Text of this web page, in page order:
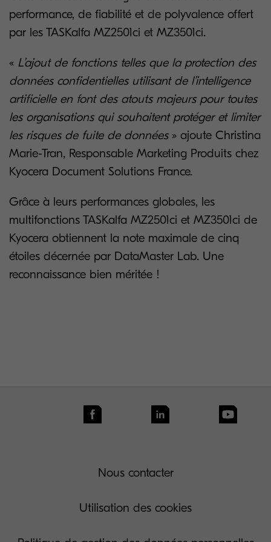
performance, de fiabilité et de polyvalence offert
par les TASKalfa MZ2501ci et MZ3501ci.
« L’ajout de fonctions telles que la protection des
données confidentielles utilisant de l’intelligence
artificielle en font des atouts majeurs pour toutes
les organisations qui souhaitent protéger et limiter
les risques de fuite de données» ajoute Christina
Marie-Tran, Responsable Marketing Produits chez
Kyocera Document Solutions France.
Grâce à leurs performances globales, les
multifonctions TASKalfa MZ2501ci et MZ3501ci de
Kyocera obtiennent la note maximale de cinq
étoiles décernée par DataMaster Lab. Une
reconnaissance bien méritée !
Nous contacter
Utilisation des cookies